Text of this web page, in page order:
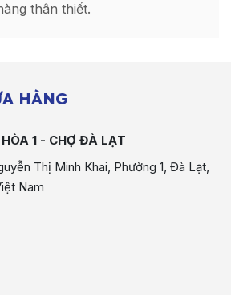
thân thiết.
HÀNG
1 - CHỢ ĐÀ LẠT
Thị Minh Khai, Phường 1, Đà Lạt,
Nam